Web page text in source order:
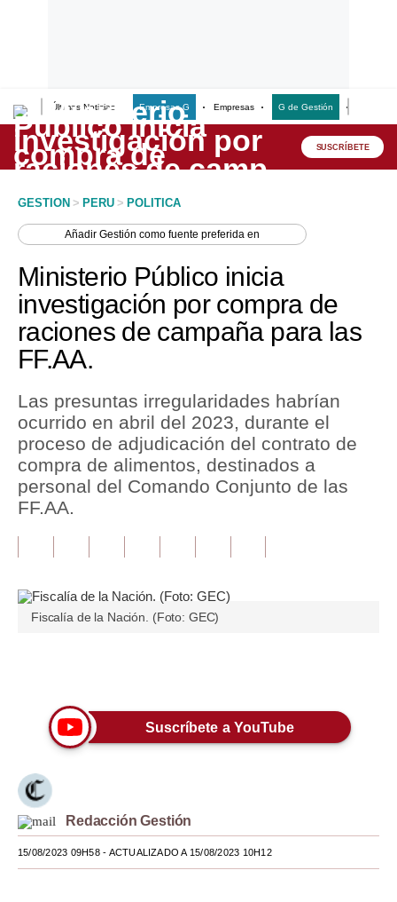
Últimas Noticias Empresas G Empresas G de Gestión
Lo último
Peru Quiosco
Economía
Mercados
Perú
Política
Tu Dinero
Finanzas Personales
Inmobiliarias
Plus G
Tendencias
Lujo
Viajes
Moda
Estilos
SUSCRÍBETE
GESTION > PERU > POLITICA
AñadirGestión como fuente preferida en
Ministerio Público inicia
investigación por compra de
raciones de campaña para las
FF.AA.
Las presuntas irregularidades habrían
ocurrido en abril del 2023, durante el
proceso de adjudicación del contrato de
compra de alimentos, destinados a
personal del Comando Conjunto de las
FF.AA.
Fiscalía de la Nación. (Foto: GEC)
Suscríbete a YouTube
Redacción Gestión
15/08/2023 09H58- ACTUALIZADO A 15/08/2023 10H12